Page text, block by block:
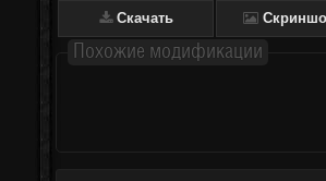
Cкачать
Похожие модификации